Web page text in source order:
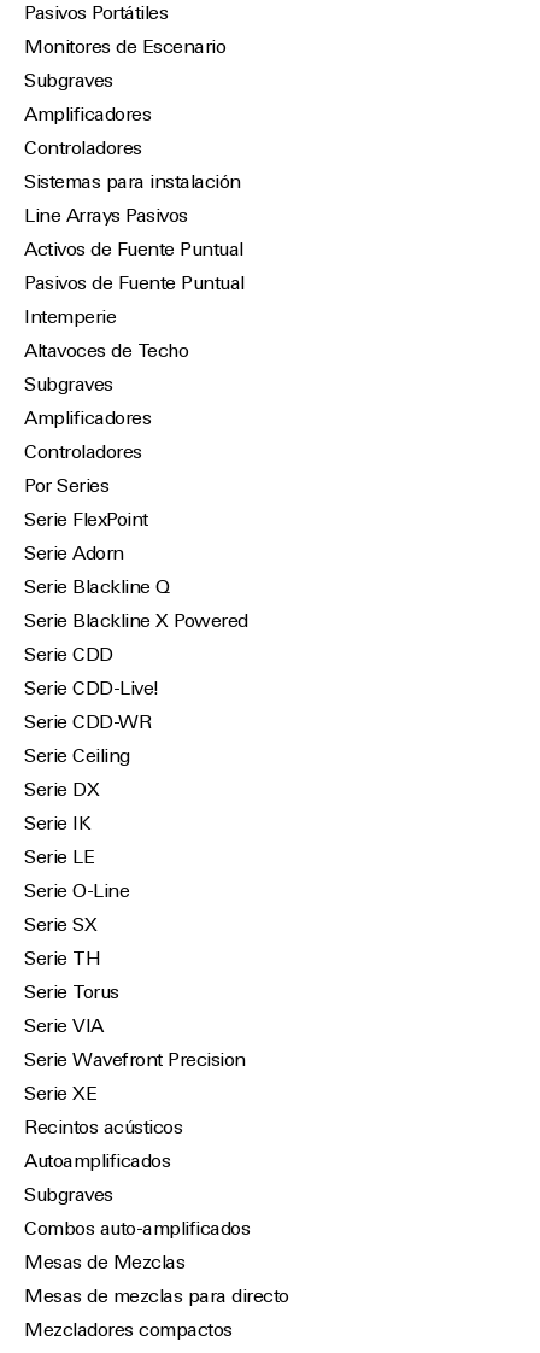
Pasivos Portátiles
Monitores de Escenario
Subgraves
Amplificadores
Controladores
Sistemas para instalación
Line Arrays Pasivos
Activos de Fuente Puntual
Pasivos de Fuente Puntual
Intemperie
Altavoces de Techo
Subgraves
Amplificadores
Controladores
Por Series
Serie FlexPoint
Serie Adorn
Serie Blackline Q
Serie Blackline X Powered
Serie CDD
Serie CDD-Live!
Serie CDD-WR
Serie Ceiling
Serie DX
Serie IK
Serie LE
Serie O-Line
Serie SX
Serie TH
Serie Torus
Serie VIA
Serie Wavefront Precision
Serie XE
Recintos acústicos
Autoamplificados
Subgraves
Combos auto-amplificados
Mesas de Mezclas
Mesas de mezclas para directo
Mezcladores compactos